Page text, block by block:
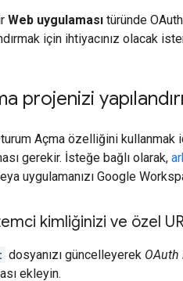
Web uygulaması türünde
için ihtiyacınız olacak
projenizi
Açma özelliğini
gerekir. İsteğe bağlı olarak,
uygulamanızı Google
kimliğinizi ve özel
dosyanızı güncelleyerek
ekleyin.